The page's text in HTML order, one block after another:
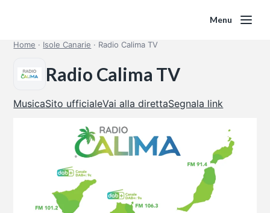
Menu
Home · Isole Canarie · Radio Calima TV
Radio Calima TV
MusicaSito ufficialeVai alla direttaSegnala link